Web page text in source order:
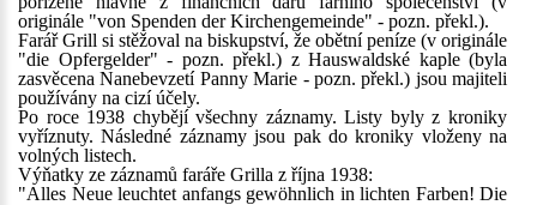
originále "von Spenden der Kirchengemeinde" - pozn. překl.).
Farář Grill si stěžoval na biskupství, že obětní peníze (v originále
"die Opfergelder" - pozn. překl.) z Hauswaldské kaple (byla
zasvěcena Nanebevzetí Panny Marie - pozn. překl.) jsou majiteli
používány na cizí účely.
Po roce 1938 chybějí všechny záznamy. Listy byly z kroniky
vyříznuty. Následné záznamy jsou pak do kroniky vloženy na
volných listech.
Výňatky ze záznamů faráře Grilla z října 1938:
"Alles Neue leuchtet anfangs gewöhnlich in lichten Farben! Die